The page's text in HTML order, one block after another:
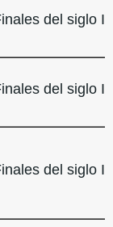
del siglo
del siglo
del siglo